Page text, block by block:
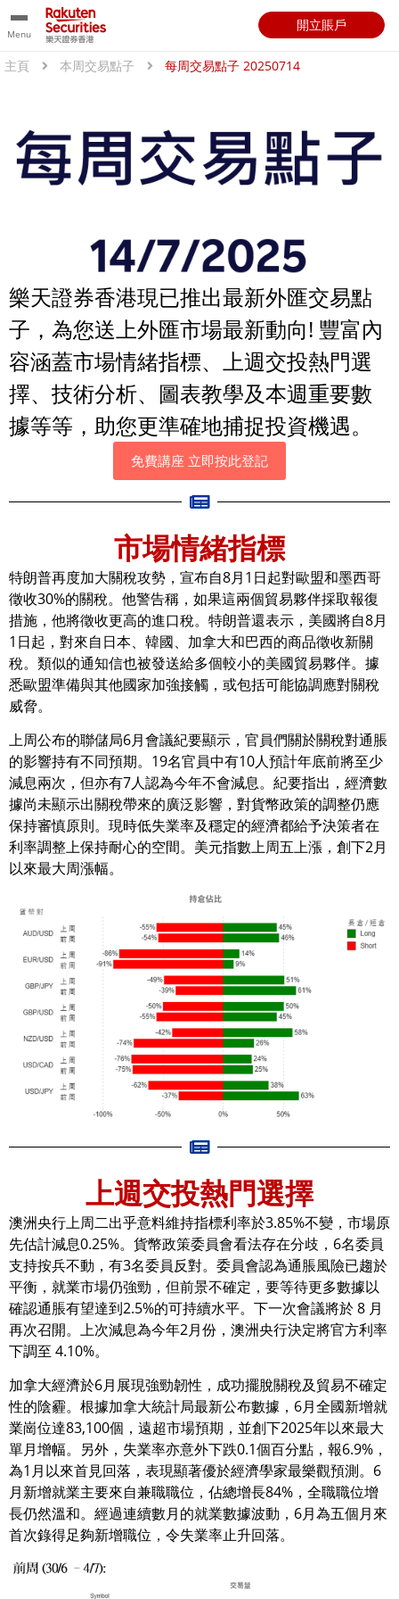
Menu
開立賬戶
主頁 本周交易點子 每周交易點子 20250714
樂天證券香港現已推出最新外匯交易點
子，為您送上外匯市場最新動向! 豐富內
容涵蓋市場情緒指標、上週交投熱門選
擇、技術分析、圖表教學及本週重要數
據等等，助您更準確地捕捉投資機遇。
免費講座 立即按此登記
市場情緒指標
特朗普再度加大關稅攻勢，宣布自8月1日起對歐盟和墨西哥
徵收30%的關稅。他警告稱，如果這兩個貿易夥伴採取報復
措施，他將徵收更高的進口稅。特朗普還表示，美國將自8月
1日起，對來自日本、韓國、加拿大和巴西的商品徵收新關
稅。類似的通知信也被發送給多個較小的美國貿易夥伴。據
悉歐盟準備與其他國家加強接觸，或包括可能協調應對關稅
威脅。
上周公布的聯儲局6月會議紀要顯示，官員們關於關稅對通脹
的影響持有不同預期。19名官員中有10人預計年底前將至少
減息兩次，但亦有7人認為今年不會減息。紀要指出，經濟數
據尚未顯示出關稅帶來的廣泛影響，對貨幣政策的調整仍應
保持審慎原則。現時低失業率及穩定的經濟都給予決策者在
利率調整上保持耐心的空間。美元指數上周五上漲，創下2月
以來最大周漲幅。
上週交投熱門選擇
澳洲央行上周二出乎意料維持指標利率於3.85%不變，市場原
先估計減息0.25%。貨幣政策委員會看法存在分歧，6名委員
支持按兵不動，有3名委員反對。委員會認為通脹風險已趨於
平衡，就業市場仍強勁，但前景不確定，要等待更多數據以
確認通脹有望達到2.5%的可持續水平。下一次會議將於 8 月
再次召開。上次減息為今年2月份，澳洲央行決定將官方利率
下調至 4.10%。
加拿大經濟於6月展現強勁韌性，成功擺脫關稅及貿易不確定
性的陰霾。根據加拿大統計局最新公布數據，6月全國新增就
業崗位達83,100個，遠超市場預期，並創下2025年以來最大
單月增幅。另外，失業率亦意外下跌0.1個百分點，報6.9%，
為1月以來首見回落，表現顯著優於經濟學家最樂觀預測。6
月新增就業主要來自兼職職位，佔總增長84%，全職職位增
長仍然溫和。經過連續數月的就業數據波動，6月為五個月來
首次錄得足夠新增職位，令失業率止升回落。